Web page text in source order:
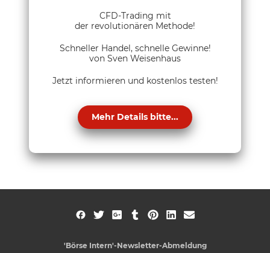
CFD-Trading mit
der revolutionären Methode!
Schneller Handel, schnelle Gewinne!
von Sven Weisenhaus
Jetzt informieren und kostenlos testen!
Mehr Details bitte...
'Börse Intern'-Newsletter-Abmeldung